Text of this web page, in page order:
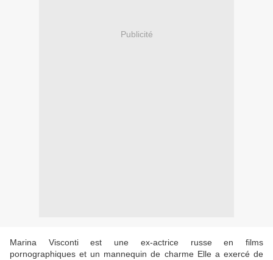
Publicité
Marina Visconti est une ex-actrice russe en films
pornographiques et un mannequin de charme Elle a exercé de